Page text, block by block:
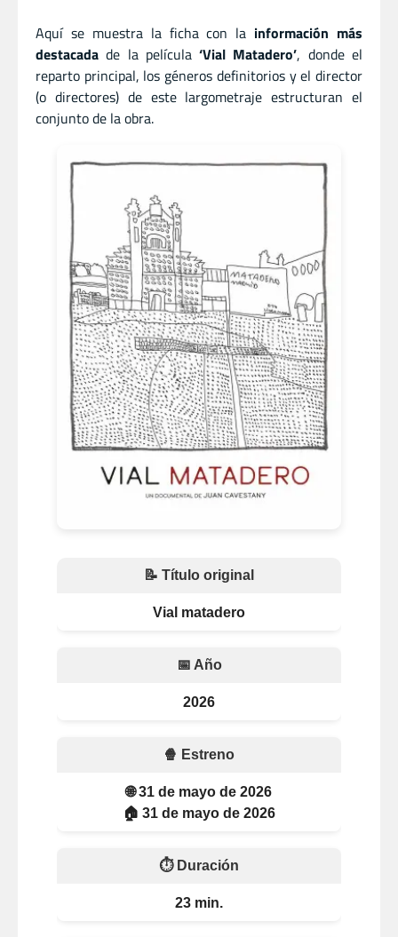
Aquí se muestra la ficha con la información más
destacada de la película‘Vial Matadero’, donde el
reparto principal, los géneros definitorios y el director
(o directores) de este largometraje estructuran el
conjunto de la obra.
📝 Título original
Vial matadero
📅 Año
2026
🍿 Estreno
🌐 31 de mayo de 2026
🏠 31 de mayo de 2026
⏱️ Duración
23 min.